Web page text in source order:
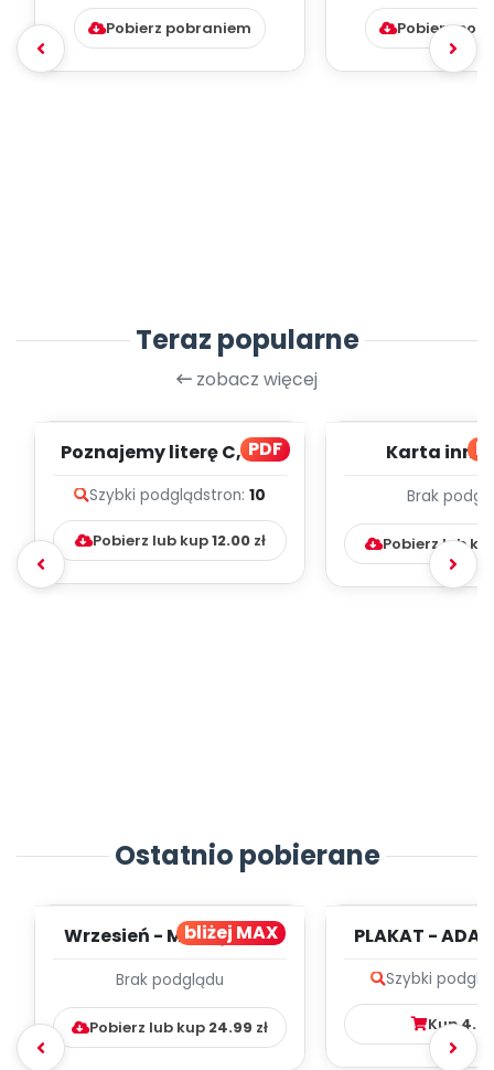
Pobierz pobraniem Pobierz
Teraz popularne
zobacz więcej
PDF
Poznajemy literę C, cz. 1
Szybki podglądstron: 10
Pobierz lub kup12.00zł
Karta
Brak
Pobierz lub
Ostatnio pobierane
bliżej MAX
Wrzesień - MIESIĘCZNY
WYCHOWAWCZO –
DYDAKTYC...
Brak podglądu
Pobierz lub kup 24.99 zł
PLAKAT -
Szybki
Kup